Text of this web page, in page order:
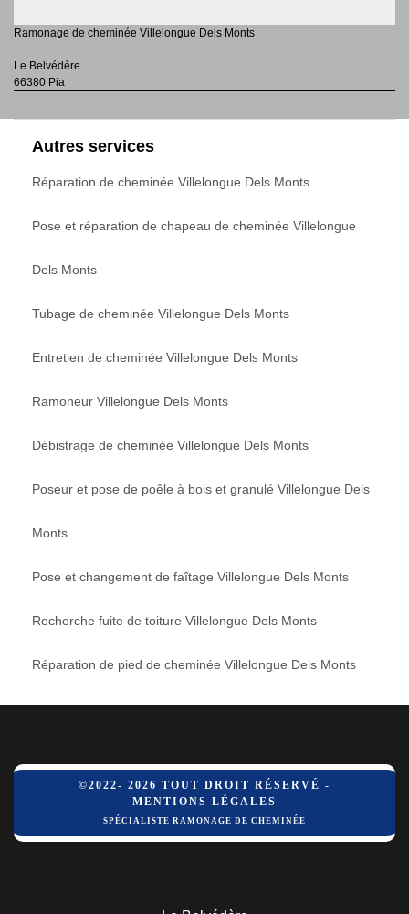
Ramonage de cheminée Villelongue Dels Monts
Le Belvédère
66380 Pia
Autres services
Réparation de cheminée Villelongue Dels Monts
Pose et réparation de chapeau de cheminée Villelongue
Dels Monts
Tubage de cheminée Villelongue Dels Monts
Entretien de cheminée Villelongue Dels Monts
Ramoneur Villelongue Dels Monts
Débistrage de cheminée Villelongue Dels Monts
Poseur et pose de poêle à bois et granulé Villelongue Dels
Monts
Pose et changement de faîtage Villelongue Dels Monts
Recherche fuite de toiture Villelongue Dels Monts
Réparation de pied de cheminée Villelongue Dels Monts
©2022- 2026 TOUT DROIT RÉSERVÉ -
MENTIONS LÉGALES
SPÉCIALISTE RAMONAGE DE CHEMINÉE